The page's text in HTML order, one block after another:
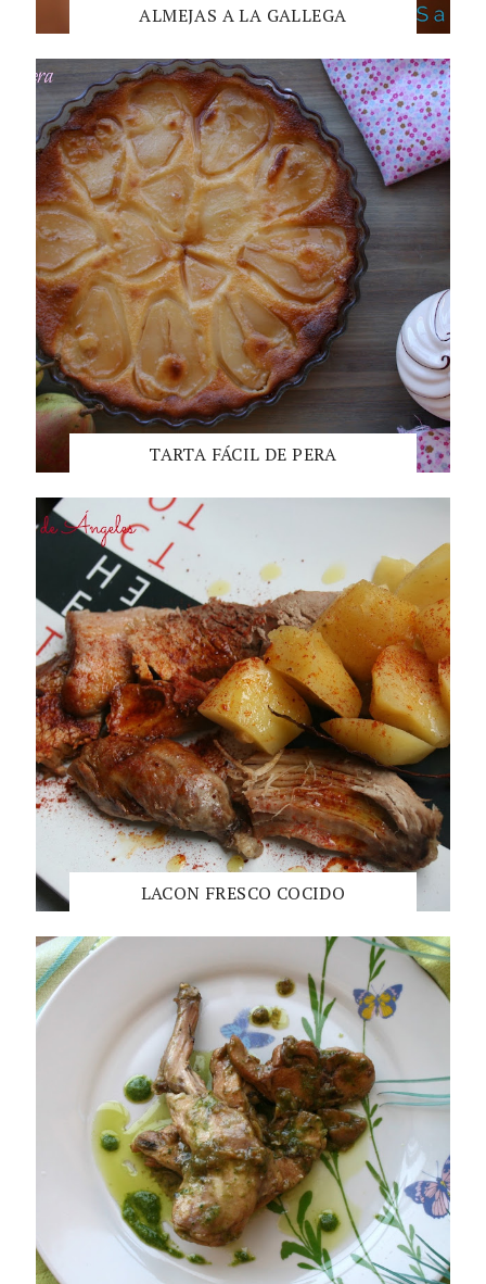
ALMEJAS A LA GALLEGA
TARTA FÁCIL DE PERA
LACON FRESCO COCIDO